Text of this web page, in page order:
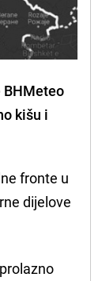
BHMeteo
kišu i
fronte u
dijelove